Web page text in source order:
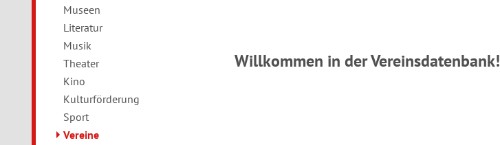
Museen
Literatur
Musik
Theater
Kino
Kulturförderung
Sport
Vereine
Willkommen in der Vereinsdatenbank!